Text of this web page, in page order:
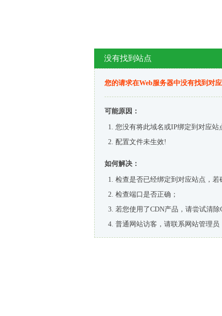
没有找到站点
您的请求在Web服务器中没有找到对
可能原因：
您没有将此域名或IP绑定到对应站
配置文件未生效!
如何解决：
检查是否已经绑定到对应站点，
检查端口是否正确；
若您使用了CDN产品，请尝试清除
普通网站访客，请联系网站管理员